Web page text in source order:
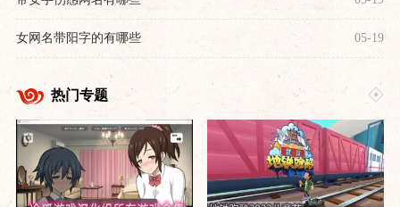
女网名带阳字的有哪些 05-19
热门专题